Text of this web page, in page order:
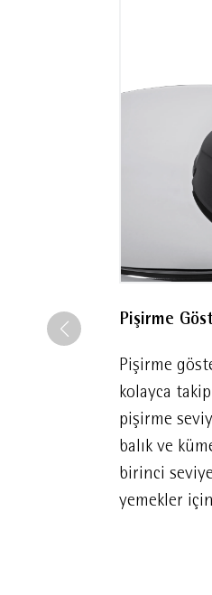
Pişirme
Pişirme
kolayca
pişirme
balık ve
birinci
yemekler